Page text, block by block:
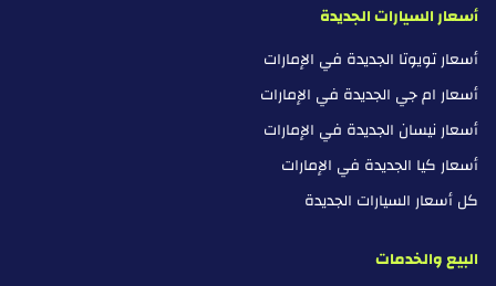
أسعار السيارات الجديدة
أسعار تويوتا الجديدة في الإمارات
أسعار ام جي الجديدة في الإمارات
أسعار نيسان الجديدة في الإمارات
أسعار كيا الجديدة في الإمارات
كل أسعار السيارات الجديدة
البيع والخدمات